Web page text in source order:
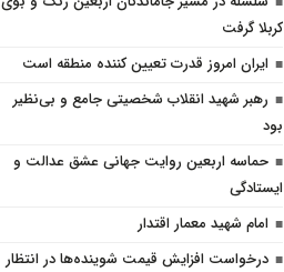
کربلا گرفت
ایران امروز قدرت تعیین کننده منطقه است
رهبر شهید انقلاب شخصیتی جامع و بی‌نظیر
بود
حماسه اربعین روایت جهانی عشق عدالت و
ایستادگی
امام شهید معمار اقتدار
درخواست افزایش قیمت شوینده‌ها در انتظار